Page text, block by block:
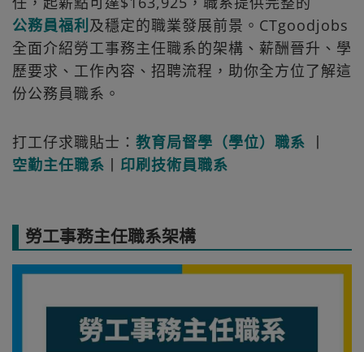
公務員福利 及穩定的職業發展前景。CTgoodjobs
全面介紹勞工事務主任職系的架構、薪酬晉升、學
歷要求、工作內容、招聘流程，助你全方位了解這
份公務員職系。
打工仔求職貼士： 教育局督學（學位）職系 丨
空勤主任職系 丨 印刷技術員職系
勞工事務主任職系架構